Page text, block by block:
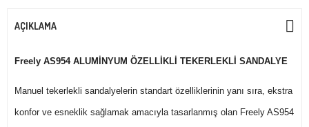
AÇIKLAMA
Freely AS954 ALUMİNYUM ÖZELLİKLİ TEKERLEKLİ SANDALYE
Manuel tekerlekli sandalyelerin standart özelliklerinin yanı sıra, ekstra
konfor ve esneklik sağlamak amacıyla tasarlanmış olan Freely AS954